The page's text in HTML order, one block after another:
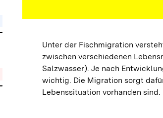
Unter der Fischmigration
zwischen verschiedenen
Salzwasser). Je nach
wichtig. Die Migration sorgt
Lebenssituation vorhanden sind.